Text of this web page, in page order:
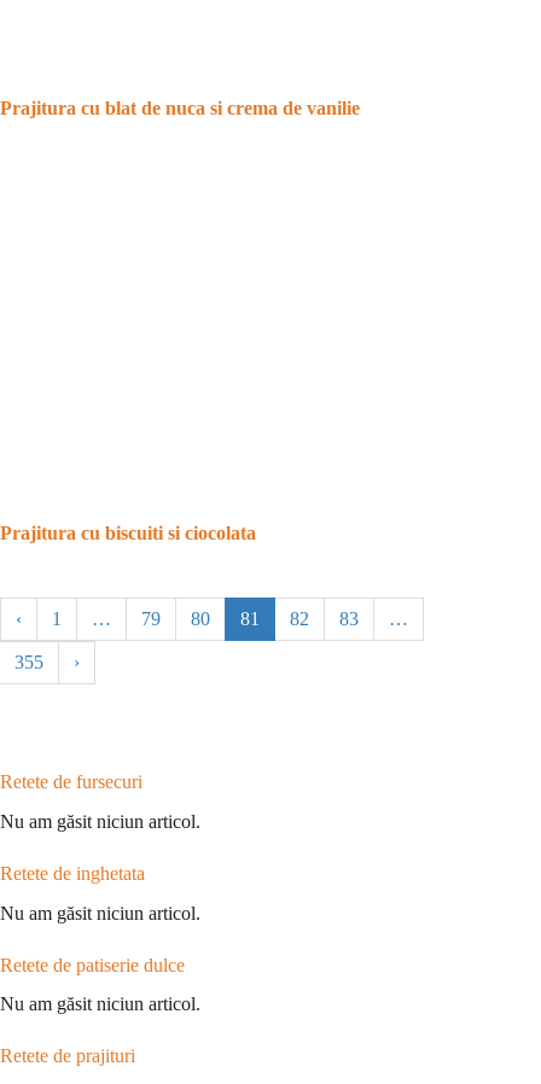
Prajitura cu blat de nuca si crema de vanilie
Prajitura cu biscuiti si ciocolata
‹ 1 … 79 80 81 82 83 …
355 ›
Retete de fursecuri
Nu am găsit niciun articol.
Retete de inghetata
Nu am găsit niciun articol.
Retete de patiserie dulce
Nu am găsit niciun articol.
Retete de prajituri